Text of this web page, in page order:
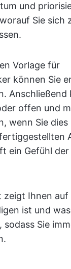
und
Sie sich
Vorlage für
können Sie
Anschließend
offen und
wenn Sie
ein Gefühl der
zeigt Ihnen auf
ist und
sodass Sie